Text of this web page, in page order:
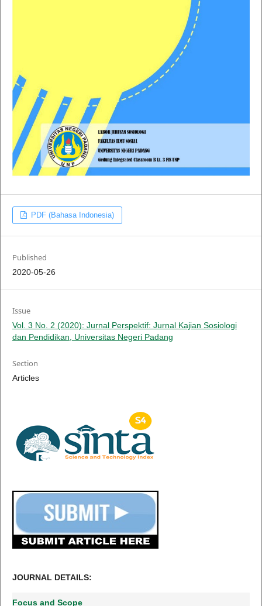
PDF (Bahasa Indonesia)
Published
2020-05-26
Issue
Vol. 3 No. 2 (2020): Jurnal Perspektif: Jurnal Kajian Sosiologi
dan Pendidikan, Universitas Negeri Padang
Section
Articles
JOURNAL DETAILS:
Focus and Scope